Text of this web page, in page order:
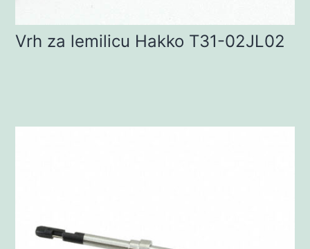
Vrh za lemilicu Hakko T31-02JL02